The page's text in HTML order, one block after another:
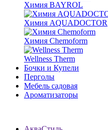
Химия BAYROL
Химия AQUADOCTOR
Химия Chemoform
Wellness Therm
Бочки и Купели
Перголы
Мебель садовая
Ароматизаторы